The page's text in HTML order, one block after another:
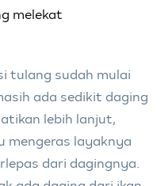
melekat
tulang sudah mulai
ada sedikit daging
lebih lanjut,
mengeras layaknya
dari dagingnya.